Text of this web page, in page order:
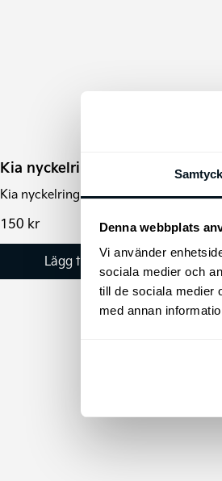
Denna webbplats
Vi använder
sociala medier och
till de sociala medier
med annan
Kia nyckelring i läder
Kia nyckelring i läder
150 kr
Lägg till i varukorg